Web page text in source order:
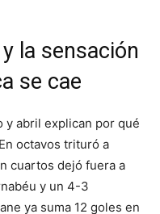
la sensación
se cae
y abril explican por qué
octavos trituró a
cuartos dejó fuera a
y un 4-3
ya suma 12 goles en